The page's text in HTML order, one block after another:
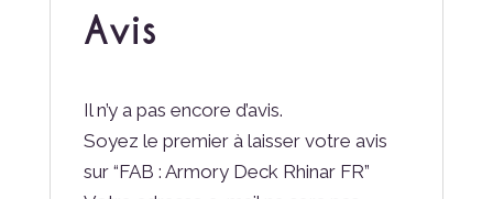
Avis
Il n’y a pas encore d’avis.
Soyez le premier à laisser votre avis
sur “FAB : Armory Deck Rhinar FR”